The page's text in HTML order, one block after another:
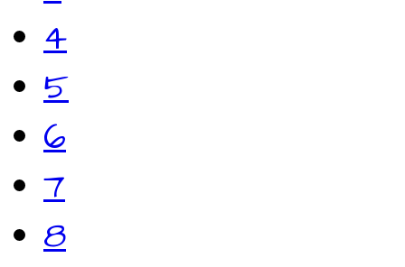
4
5
6
7
8